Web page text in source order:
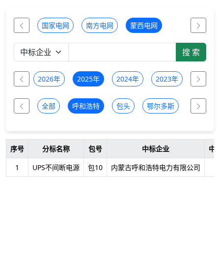
国家电网 南方电网 蒙西电网
全部 2026年 2025年 2024年 2023年 2022年
全部 呼和浩特 包头 鄂尔多斯 乌兰察布
序号 分标名称 包号 中标企业
中
1
UPS不间断电源 包10 内蒙古呼和浩特电力有限公司